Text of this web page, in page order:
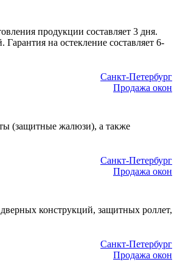
продукции составляет 3 дня.
на остекление составляет 6-
Санкт-Петербург
Продажа окон
(защитные жалюзи), а также
Санкт-Петербург
Продажа окон
конструкций, защитных роллет,
Санкт-Петербург
Продажа окон